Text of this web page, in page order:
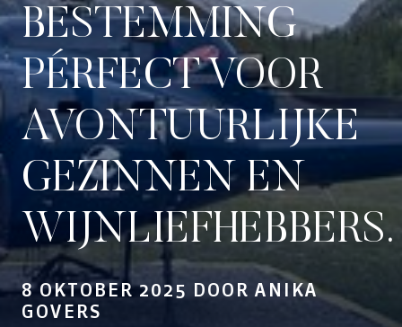
BESTEMMING
PÉRFECT VOOR
AVONTUURLIJKE
GEZINNEN EN
WIJNLIEFHEBBERS.
8 OKTOBER 2025 DOOR ANIKA
GOVERS